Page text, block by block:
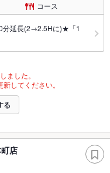
コース
分延長(2→2.5Hに)★「1
ました。
してください。
る
店